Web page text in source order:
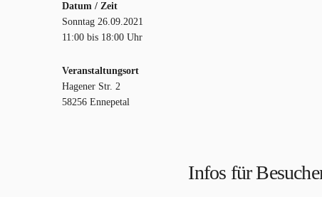
Datum / Zeit
Sonntag 26.09.2021
11:00 bis 18:00 Uhr
Veranstaltungsort
Hagener Str. 2
58256 Ennepetal
Infos für